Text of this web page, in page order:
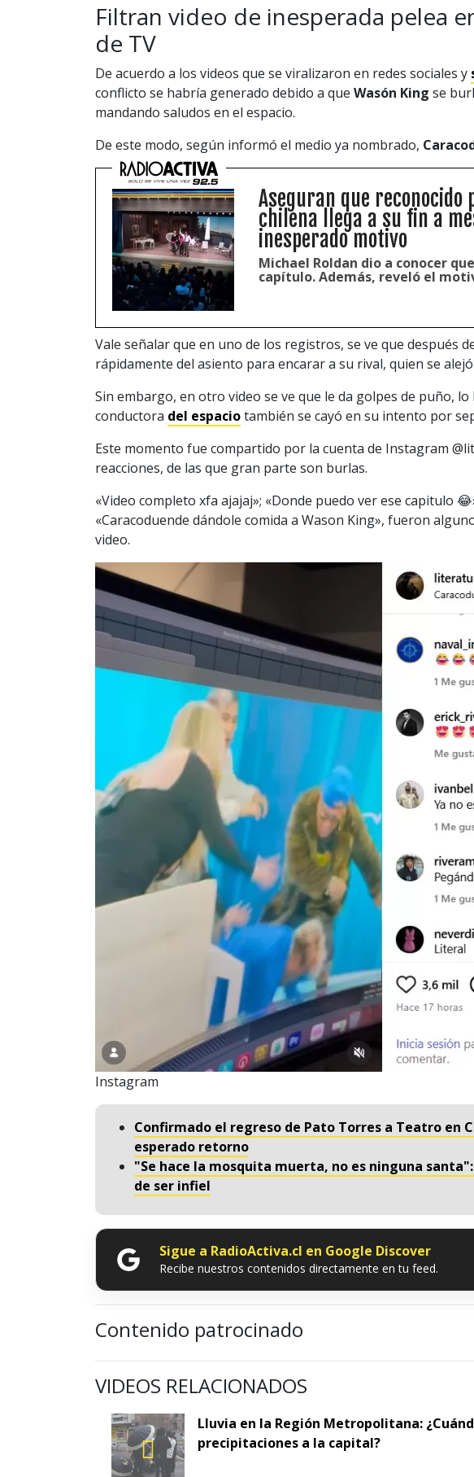
Filtran video de inesperada pelea
de TV
De acuerdo a los videos que se viralizaron en redes sociales y
conflicto se habría generado debido a que Wasón King se
mandando saludos en el espacio.
De este modo, según informó el medio ya nombrado,
Aseguran que reconocido
chilena llega a su fin a
inesperado motivo
Michael Roldan dio a conocer
capítulo. Además, reveló el
Vale señalar que en uno de los registros, se ve que después
rápidamente del asiento para encarar a su rival, quien se
Sin embargo, en otro video se ve que le da golpes de puño,
conductora del espaciotambién se cayó en su intento por
Este momento fue compartido por la cuenta de Instagram @
reacciones, de las que gran parte son burlas.
«Video completo xfa ajajaj»; «Donde puedo ver ese capitulo
«Caracoduende dándole comida a Wason King», fueron
video.
Instagram
Confirmado el regreso de Pato Torres a Teatro en
esperado retorno
"Se hace la mosquita muerta, no es ninguna
de ser infiel
Sigue a RadioActiva.cl en Google Discover
Recibe nuestros contenidos directamente en tu feed.
Contenido patrocinado
VIDEOS RELACIONADOS
Lluvia en la Región Metropolitana:
precipitaciones a la capital?